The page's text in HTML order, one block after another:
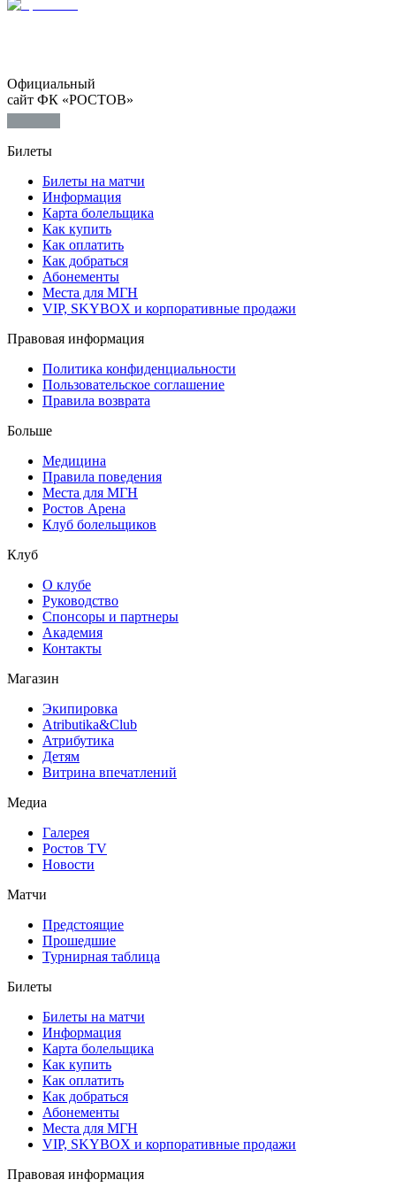
Официальный
сайт ФК «РОСТОВ»
Билеты
Билеты на матчи
Информация
Карта болельщика
Как купить
Как оплатить
Как добраться
Абонементы
Места для МГН
VIP, SKYBOX и корпоративные продажи
Правовая информация
Политика конфиденциальности
Пользовательское соглашение
Правила возврата
Больше
Медицина
Правила поведения
Места для МГН
Ростов Арена
Клуб болельщиков
Клуб
О клубе
Руководство
Спонсоры и партнеры
Академия
Контакты
Магазин
Экипировка
Atributika&Club
Атрибутика
Детям
Витрина впечатлений
Медиа
Галерея
Ростов TV
Новости
Матчи
Предстоящие
Прошедшие
Турнирная таблица
Билеты
Билеты на матчи
Информация
Карта болельщика
Как купить
Как оплатить
Как добраться
Абонементы
Места для МГН
VIP, SKYBOX и корпоративные продажи
Правовая информация